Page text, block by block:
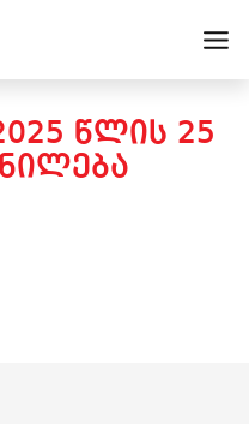
ᲬᲚᲘᲡ 25